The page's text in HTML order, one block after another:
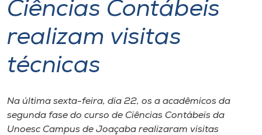
Atendimento ao Estudante
Portal de Ensino
A
Unoesc
Ciências Contábeis
realizam visitas
técnicas
Na última sexta-feira, dia 22, os a acadêmicos da
segunda fase do curso de Ciências Contábeis da
Unoesc Campus de Joaçaba realizaram visitas